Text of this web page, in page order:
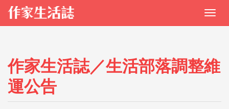
作家生活誌／生活部落調整維
運公告